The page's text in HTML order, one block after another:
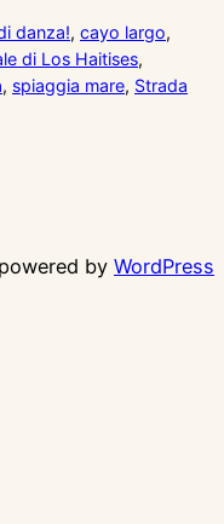
danza!, cayo largo
di Los Haitises
, spiaggia mare, Strada
by WordPress